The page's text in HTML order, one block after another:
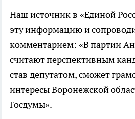
Наш источник в «Единой
эту информацию и
комментарием: «В партии
считают перспективным
став депутатом, сможет
интересы Воронежской
Госдумы».